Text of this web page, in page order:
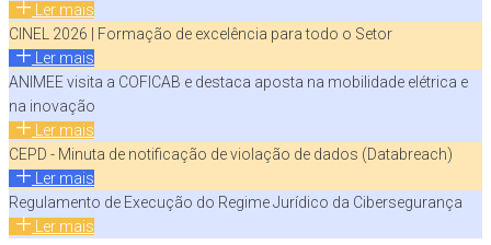
Ler mais
CINEL 2026 | Formação de excelência para todo o Setor
Ler mais
ANIMEE visita a COFICAB e destaca aposta na mobilidade elétrica e
na inovação
Ler mais
CEPD - Minuta de notificação de violação de dados (Databreach)
Ler mais
Regulamento de Execução do Regime Jurídico da Cibersegurança
Ler mais